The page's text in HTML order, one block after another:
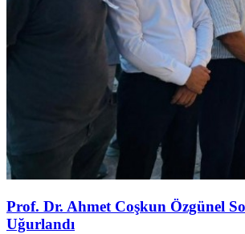
Prof. Dr. Ahmet Coşkun Özgünel
Uğurlandı